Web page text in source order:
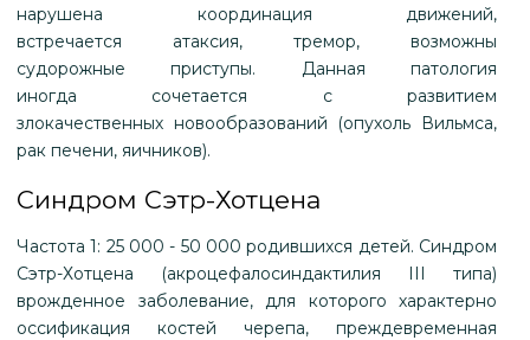
нарушена координация движений,
встречается атаксия, тремор, возможны
судорожные приступы. Данная патология
иногда сочетается с развитием
злокачественных новообразований (опухоль Вильмса,
рак печени, яичников).
Синдром Сэтр-Хотцена
Частота 1: 25 000 - 50 000 родившихся детей. Синдром
Сэтр-Хотцена (акроцефалосиндактилия III типа)
врожденное заболевание, для которого характерно
оссификация костей черепа, преждевременная